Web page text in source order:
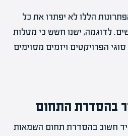
הללו לא יפתרו את כל
לדוגמה, ישנו חשש כי מטלות
הפרויקטים ויזמים מסוימים
בהסדרת התחום
חשוב בהסדרת תחום השמאות